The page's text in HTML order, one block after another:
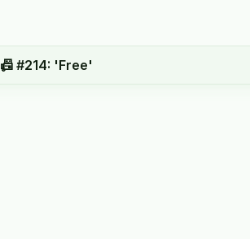
📠 #214: 'Free'